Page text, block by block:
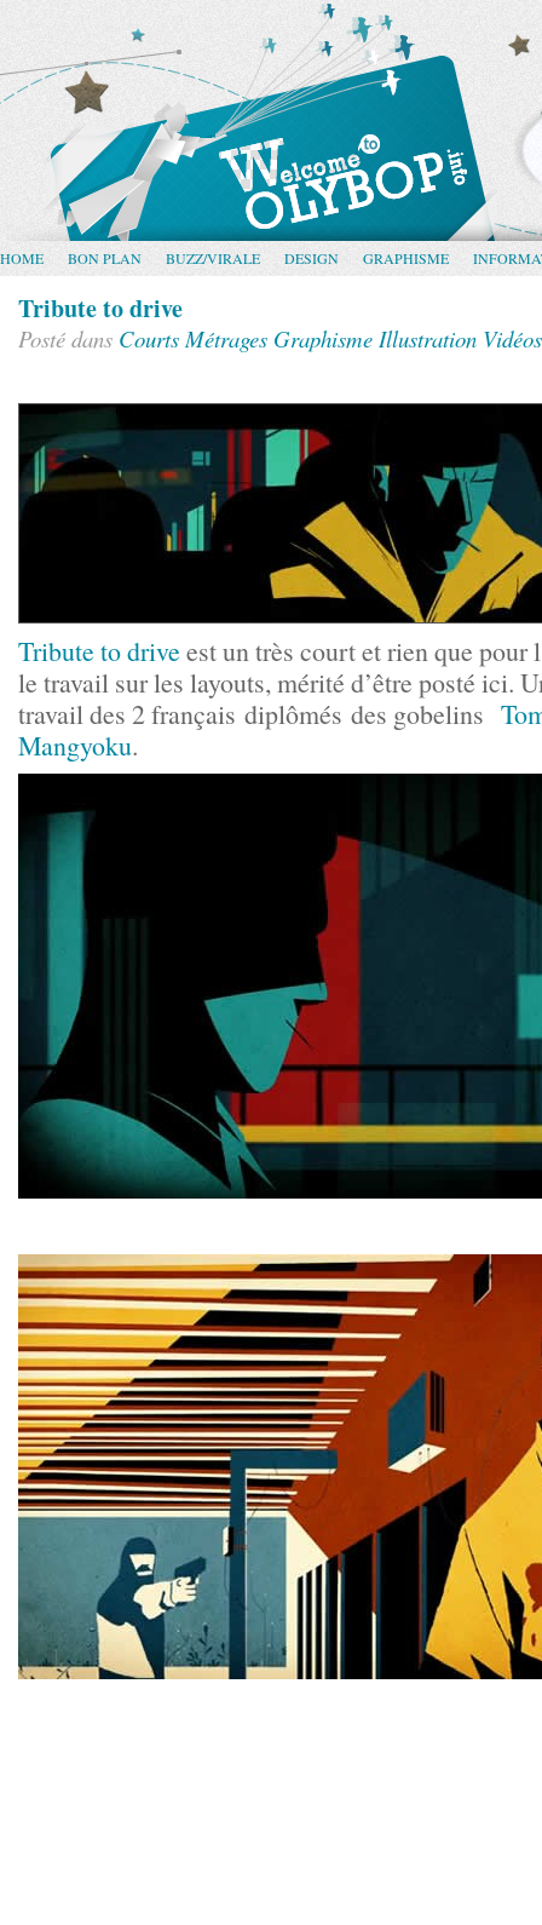
HOME BON PLAN BUZZ/VIRALE DESIGN GRAPHISME
Tribute to drive
Posté dans Courts Métrages Graphisme Illustration Vidéos
Tribute to drive est un très court et rien que pour
le travail sur les layouts, mérité d’être posté ici.
travail des 2 français diplômés des gobelins
Mangyoku.